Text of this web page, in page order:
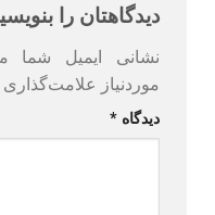
دیدگاهتان را
نشانی ایمیل شما
موردنیاز
دیدگاه*